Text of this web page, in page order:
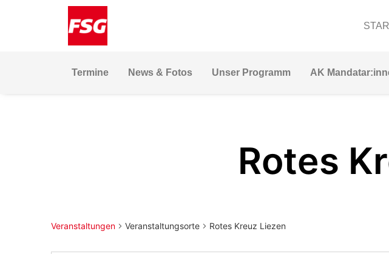
Termine News & Fotos Unser Programm AK
Rotes
Veranstaltungen Veranstaltungsorte Rotes Kreuz Liezen